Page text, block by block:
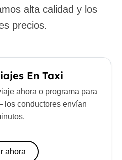
alta calidad y los
precios.
En Taxi
ahora o programa para
los conductores envían
ahora